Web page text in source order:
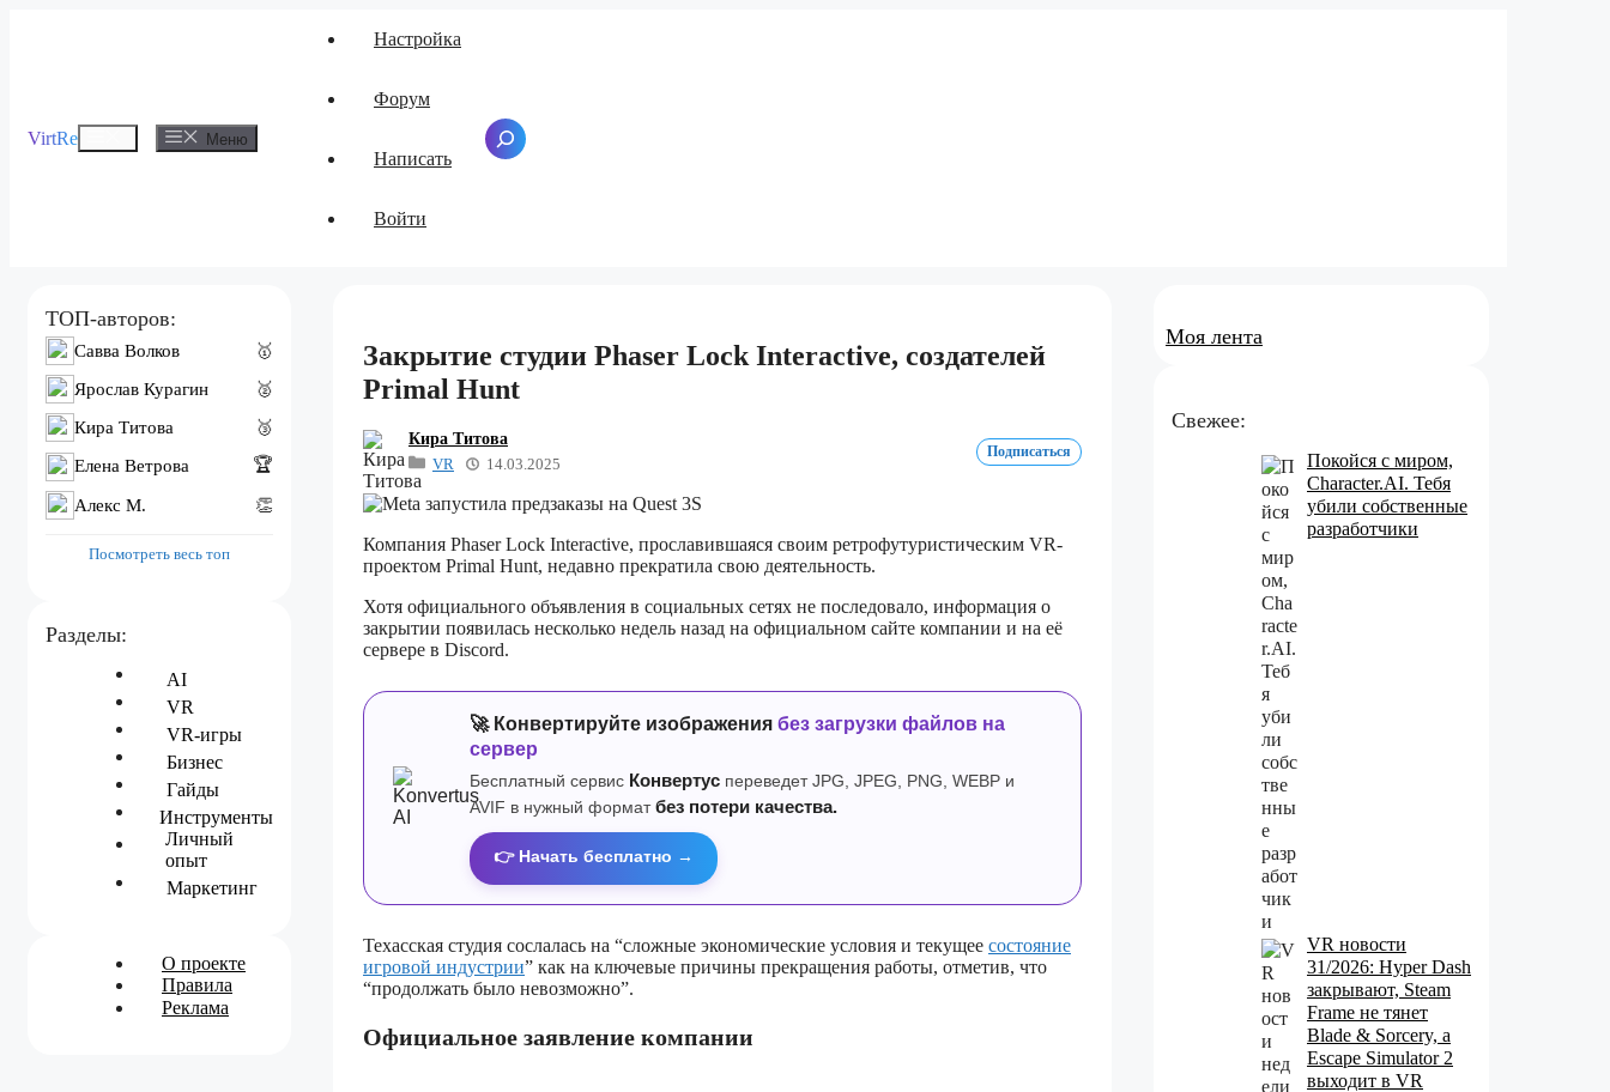
VirtRe Меню Меню
Настройка
Форум
Написать
Войти
Поиск
Закрытие студии Phaser Lock Interactive, создателей
Primal Hunt
Кира Титова
VR
14.03.2025
Подписаться
Компания Phaser Lock Interactive, прославившаяся своим ретрофутуристическим VR-
проектом Primal Hunt, недавно прекратила свою деятельность.
Хотя официального объявления в социальных сетях не последовало, информация о
закрытии появилась несколько недель назад на официальном сайте компании и на её
сервере в Discord.
🚀 Конвертируйте изображения без загрузки файлов на
сервер
Бесплатный сервис Конвертус переведет JPG, JPEG, PNG, WEBP и
AVIF в нужный формат без потери качества.
👉 Начать бесплатно →
Техасская студия сослалась на “сложные экономические условия и текущее состояние
игровой индустрии” как на ключевые причины прекращения работы, отметив, что
“продолжать было невозможно”.
Официальное заявление компании
ТОП-авторов:
Савва Волков
🥇
Ярослав Курагин
🥈
Кира Титова
🥉
Елена Ветрова 🏆
Алекс M. 👏
Посмотреть весь топ
Разделы:
AI
VR
VR-игры
Бизнес
Гайды
Инструменты
Личный
опыт
Маркетинг
О проекте
Правила
Реклама
Моя лента
Свежее:
Покойся с миром,
Character.AI. Тебя
убили собственные
разработчики
VR новости
31/2026: Hyper Dash
закрывают, Steam
Frame не тянет
Blade & Sorcery, а
Escape Simulator 2
выходит в VR